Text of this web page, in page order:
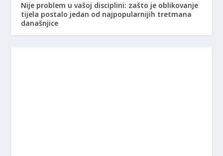
Nije problem u vašoj disciplini: zašto je oblikovanje
tijela postalo jedan od najpopularnijih tretmana
današnjice